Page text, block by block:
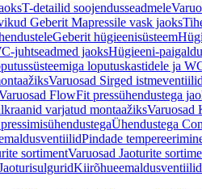
T-detailid soojendusseadmele
Geberit Mapressile vask jaoks
Geberit hügieenisüsteem
juhtseadmed jaoksHügieeni-
loputuskastidele ja
Varuosad Sirged
FlowFit pressühendustega
varjatud montaažiksVaruosad
Ühendustega
Pindade
sortimentVaruosad Jaoturite
Kiirõhueemaldusventiilid